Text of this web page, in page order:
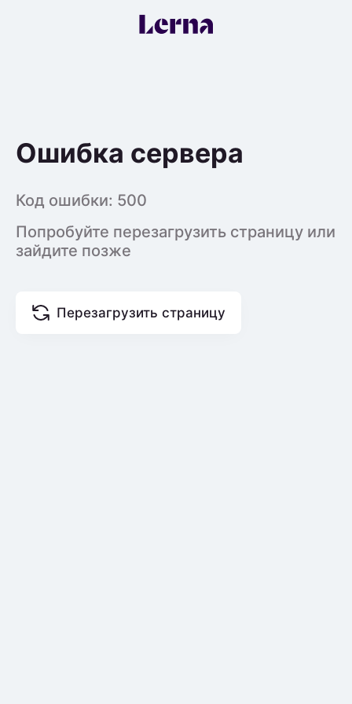
Ошибка сервера
Код ошибки: 500
Попробуйте перезагрузить страницу или
зайдите позже
Перезагрузить страницу